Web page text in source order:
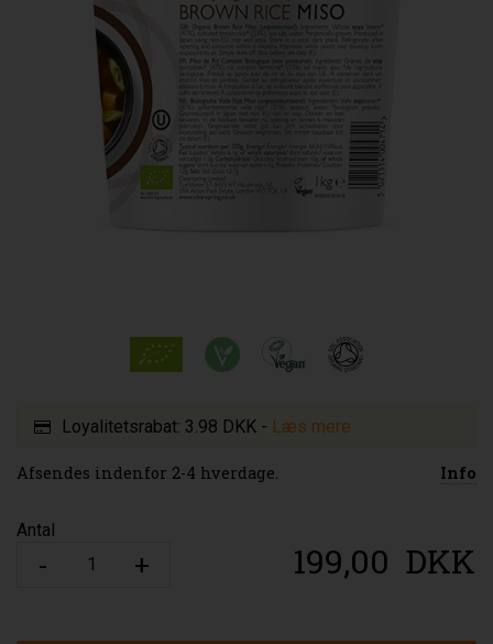
Loyalitetsrabat: 3.98 DKK - Læs mere
Afsendes indenfor 2-4 hverdage. Info
Antal
199,00 DKK